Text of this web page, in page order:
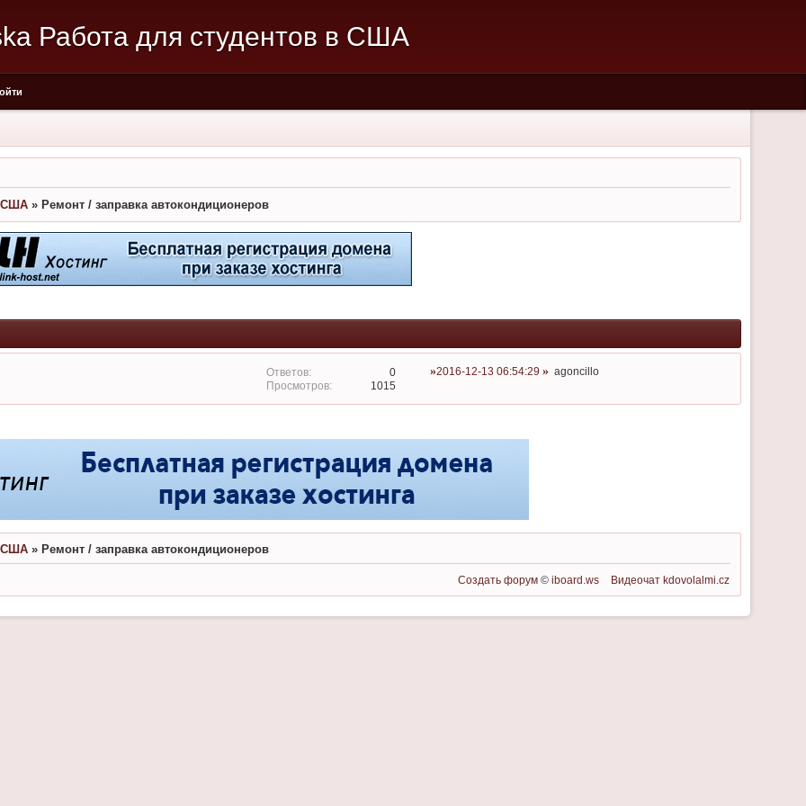
Работа для студентов в США
США » Ремонт / заправка автокондиционеров
0
1015
2016-12-13 06:54:29 agoncillo
США » Ремонт / заправка автокондиционеров
Создать форум ©iboard.ws Видеочат kdovolalmi.cz